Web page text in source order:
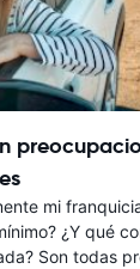
mi
¿Y qué
Son todas